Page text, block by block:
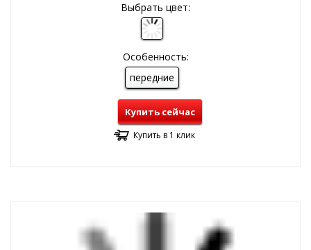
Выбрать цвет:
Особенность:
передние
Купить сейчас
Купить в 1 клик